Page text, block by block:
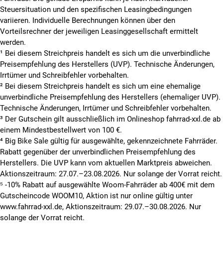
ausschließlich auf Straßen gefahren werden. Fahrradstraßen
dürfen mit S-Pedelecs nur dann befahren werden, wenn sie
für Kraftfahrzeuge allgemein oder für Krafträder freigegeben
sind. Auf allen anderen Radwegen oder im Wald und Feld
dürfen nur zulassungsfreie Pedelecs (bis 25 km/h) genutzt
werden.
✅DARF ICH EINEN KINDERSITZ ODER
ANHÄNGER MONTIEREN?
Nein, ein S-Pedelec ist laut Betriebserlaubnis ein einsitziges
Kraftfahrzeug. Es gibt aktuell auch keinen Fahrradanhänger
der für den Betrieb mit zulassungspflichtigem Zugfahrzeug
freigegeben ist.
✅BRAUCHE ICH EINE VERSICHERUNG
FÜR MEIN S-PEDELEC?
Wie in unseremE Bike Ratgeber vermerkt, ist es notwendig,
ein Elektro Bike mit 45 km/h zu versichern, da ein
Kennzeichen Pflicht ist. Die Haftpflichtversicherung gilt in der
Steuersituation und den spezifischen Leasingbedingungen
variieren. Individuelle Berechnungen können über den
Vorteilsrechner der jeweiligen Leasinggesellschaft ermittelt
werden.
¹ Bei diesem Streichpreis handelt es sich um die unverbindliche
Preisempfehlung des Herstellers (UVP). Technische Änderungen,
Irrtümer und Schreibfehler vorbehalten.
² Bei diesem Streichpreis handelt es sich um eine ehemalige
unverbindliche Preisempfehlung des Herstellers (ehemaliger UVP).
Technische Änderungen, Irrtümer und Schreibfehler vorbehalten.
³ Der Gutschein gilt ausschließlich im Onlineshop fahrrad-xxl.de ab
einem Mindestbestellwert von 100 €.
⁴ Big Bike Sale gültig für ausgewählte, gekennzeichnete Fahrräder.
Rabatt gegenüber der unverbindlichen Preisempfehlung des
Herstellers. Die UVP kann vom aktuellen Marktpreis abweichen.
Aktionszeitraum: 27.07.–23.08.2026. Nur solange der Vorrat reicht.
⁵ -10% Rabatt auf ausgewählte Woom-Fahrräder ab 400€ mit dem
Gutscheincode WOOM10, Aktion ist nur online gültig unter
www.fahrrad-xxl.de, Aktionszeitraum: 29.07.–30.08.2026. Nur
solange der Vorrat reicht.